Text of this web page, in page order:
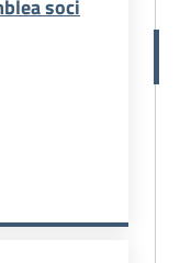
- ISUC
soci
DI CONVOCAZIONE